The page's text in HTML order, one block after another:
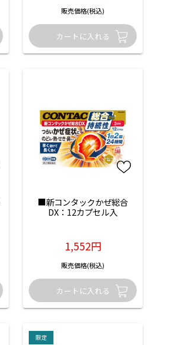
販売価格(税込)
■新コンタックかぜ総合
DX：12カプセル入
1,552円
販売価格(税込)
限定